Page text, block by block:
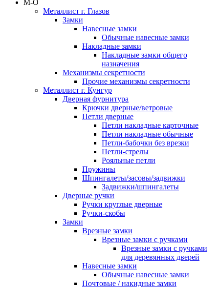
М-О
Металлист г. Глазов
Замки
Навесные замки
Обычные навесные замки
Накладные замки
Накладные замки общего
назначения
Механизмы секретности
Прочие механизмы секретности
Металлист г. Кунгур
Дверная фурнитура
Крючки дверные/ветровые
Петли дверные
Петли накладные карточные
Петли накладные обычные
Петли-бабочки без врезки
Петли-стрелы
Рояльные петли
Пружины
Шпингалеты/засовы/задвижки
Задвижки/шпингалеты
Дверные ручки
Ручки круглые дверные
Ручки-скобы
Замки
Врезные замки
Врезные замки с ручками
Врезные замки с ручками
для деревянных дверей
Навесные замки
Обычные навесные замки
Почтовые / накидные замки